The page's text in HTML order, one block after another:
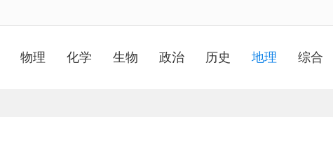
物理 化学 生物 政治 历史 地理 综合